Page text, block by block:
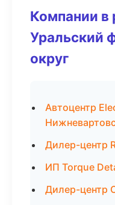
Компании в
Уральский
округ
Автоцентр
Дилер-центр
ИП Torque
Дилер-центр